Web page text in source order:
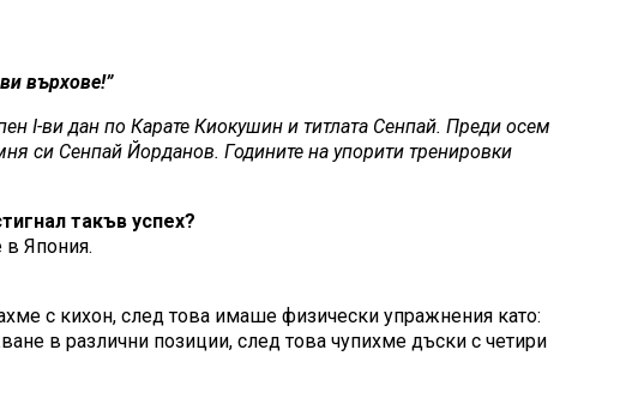
върхове!”
I-ви дан по Карате Киокушин и титлата Сенпай. Преди осем
си Сенпай Йорданов. Годините на упорити тренировки
такъв успех?
в Япония.
с кихон, след това имаше физически упражнения като:
в различни позиции, след това чупихме дъски с четири